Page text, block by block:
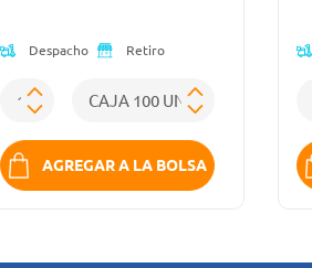
Despacho Retiro
AGREGAR A LA BOLSA